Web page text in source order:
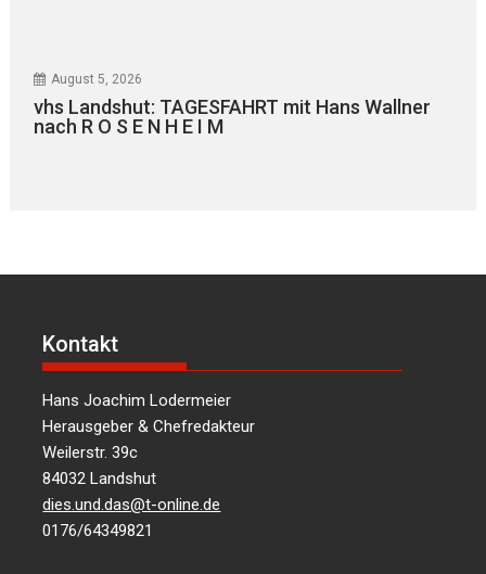
August 5, 2026
vhs Landshut: TAGESFAHRT mit Hans Wallner
nach R O S E N H E I M
Kontakt
Hans Joachim Lodermeier
Herausgeber & Chefredakteur
Weilerstr. 39c
84032 Landshut
dies.und.das@t-online.de
0176/64349821